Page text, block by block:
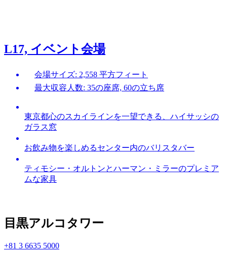
L17, イベント会場
会場サイズ: 2,558 平方フィート
最大収容人数: 35の座席, 60の立ち席
東京都心のスカイラインを一望できる、ハイサッシの
ガラス窓
お飲み物を楽しめるセンター内のバリスタバー
ティモシー・オルトンとハーマン・ミラーのプレミア
ムな家具
目黒アルコタワー
+81 3 6635 5000